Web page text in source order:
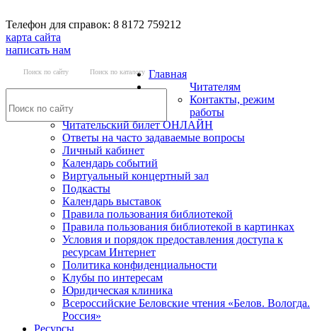
Телефон для справок: 8 8172 759212
карта сайта
написать нам
Поиск по сайту Поиск по каталогу Главная
Читателям
Контакты, режим
работы
Читательский билет ОНЛАЙН
Ответы на часто задаваемые вопросы
Личный кабинет
Календарь событий
Виртуальный концертный зал
Подкасты
Календарь выставок
Правила пользования библиотекой
Правила пользования библиотекой в картинках
Условия и порядок предоставления доступа к
ресурсам Интернет
Политика конфиденциальности
Клубы по интересам
Юридическая клиника
Всероссийские Беловские чтения «Белов. Вологда.
Россия»
Ресурсы